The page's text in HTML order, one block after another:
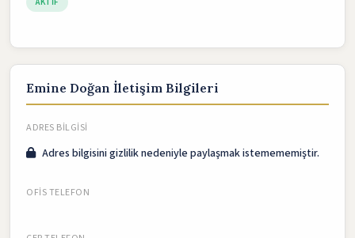
Emine Doğan İletişim Bilgileri
ADRES BILGISI
Adres bilgisini gizlilik nedeniyle paylaşmak istemememiştir.
OFIS TELEFON